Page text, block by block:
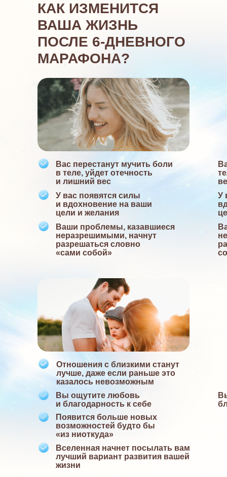
Вас перестанут мучить боли
в теле, уйдет отечность
и лишний вес
У
У вас появятся силы
и вдохновение на ваши
цели и желания
Ваши проблемы, казавшиеся
неразрешимыми, начнут
разрешаться словно
«сами собой»
Отношения с близкими станут
лучше, даже если раньше это
казалось невозможным
Вы ощутите любовь
и благодарность к себе
Появится больше новых
возможностей будто бы
«из ниоткуда»
Вселенная начнет посылать вам
лучший вариант развития вашей
жизни
КАК ИЗМЕНИТСЯ
ВАША ЖИЗНЬ
ПОСЛЕ 6-ДНЕВНОГО
МАРАФОНА?